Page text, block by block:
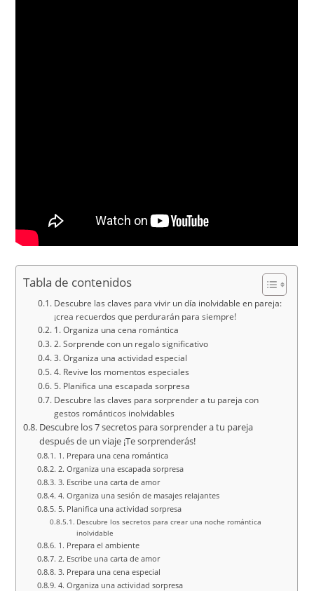
Tabla de contenidos
Descubre las claves para vivir un día inolvidable en pareja:
¡crea recuerdos que perdurarán para siempre!
1. Organiza una cena romántica
2. Sorprende con un regalo significativo
3. Organiza una actividad especial
4. Revive los momentos especiales
5. Planifica una escapada sorpresa
Descubre las claves para sorprender a tu pareja con
gestos románticos inolvidables
Descubre los 7 secretos para sorprender a tu pareja
después de un viaje ¡Te sorprenderás!
1. Prepara una cena romántica
2. Organiza una escapada sorpresa
3. Escribe una carta de amor
4. Organiza una sesión de masajes relajantes
5. Planifica una actividad sorpresa
Descubre los secretos para crear una noche romántica
inolvidable
1. Prepara el ambiente
2. Escribe una carta de amor
3. Prepara una cena especial
4. Organiza una actividad sorpresa